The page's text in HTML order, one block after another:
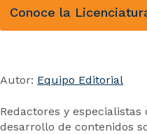
Conoce la
Autor: Equipo Editorial
Redactores y
desarrollo de contenidos